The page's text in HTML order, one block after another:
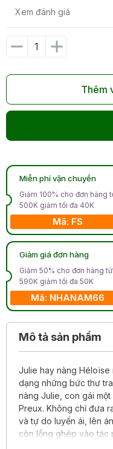
Xem đánh giá
Thêm
Miễn phí vận chuyển
Giảm 100% cho đơn hàng
500K giảm tối đa 40K
Mã: FS
Giảm giá đơn hàng
Giảm 50% cho đơn hàng từ
590K giảm tối đa 50K
Mã: NHANAM66
Mô tả sản phẩm
Julie hay nàng Héloïse
dạng những bức thư
nàng Julie, con gái
Preux. Không chỉ đưa
và tự do luyến ái, lên
còn lồng ghép vào tác